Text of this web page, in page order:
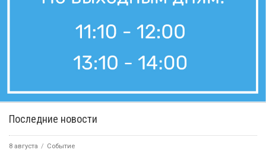
Последние новости
8 августа Событие